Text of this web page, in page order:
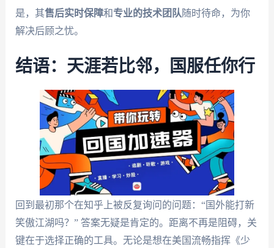
是，其售后实时保障和专业的技术团队 随时待命，为你
解决后顾之忧。
结语：天涯若比邻，国服任你行
回到最初那个在知乎上被反复询问的问题：“国外能打新
笑傲江湖吗？” 答案无疑是肯定的。距离不再是阻碍，关
键在于选择正确的工具。无论是想在美国流畅指挥《少